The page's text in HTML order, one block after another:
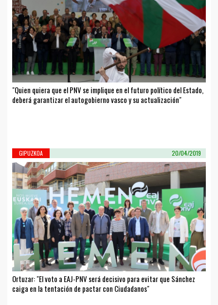
"Quien quiera que el PNV se implique en el futuro político del Estado,
deberá garantizar el autogobierno vasco y su actualización"
GIPUZKOA 20/04/2019
Ortuzar: "El voto a EAJ-PNV será decisivo para evitar que Sánchez
caiga en la tentación de pactar con Ciudadanos"